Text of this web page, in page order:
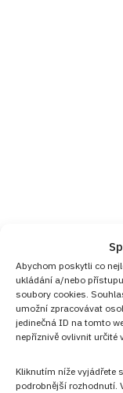
Abychom poskytli co
ukládání a/nebo
soubory cookies.
umožní zpracovávat
jedinečná ID na tomto
nepříznivě ovlivnit určité
Kliknutím níže vyjádřete
podrobnější rozhodnutí.